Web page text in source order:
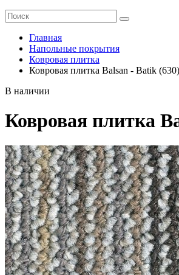
Главная
Напольные покрытия
Ковровая плитка
Ковровая плитка Balsan - Batik (630)
В наличии
Ковровая плитка